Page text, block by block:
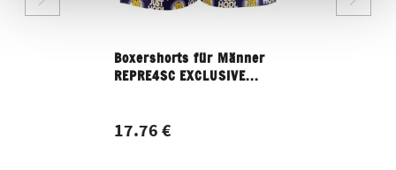
Boxershorts für Männer
REPRE4SC EXCLUSIVE...
17.76 €